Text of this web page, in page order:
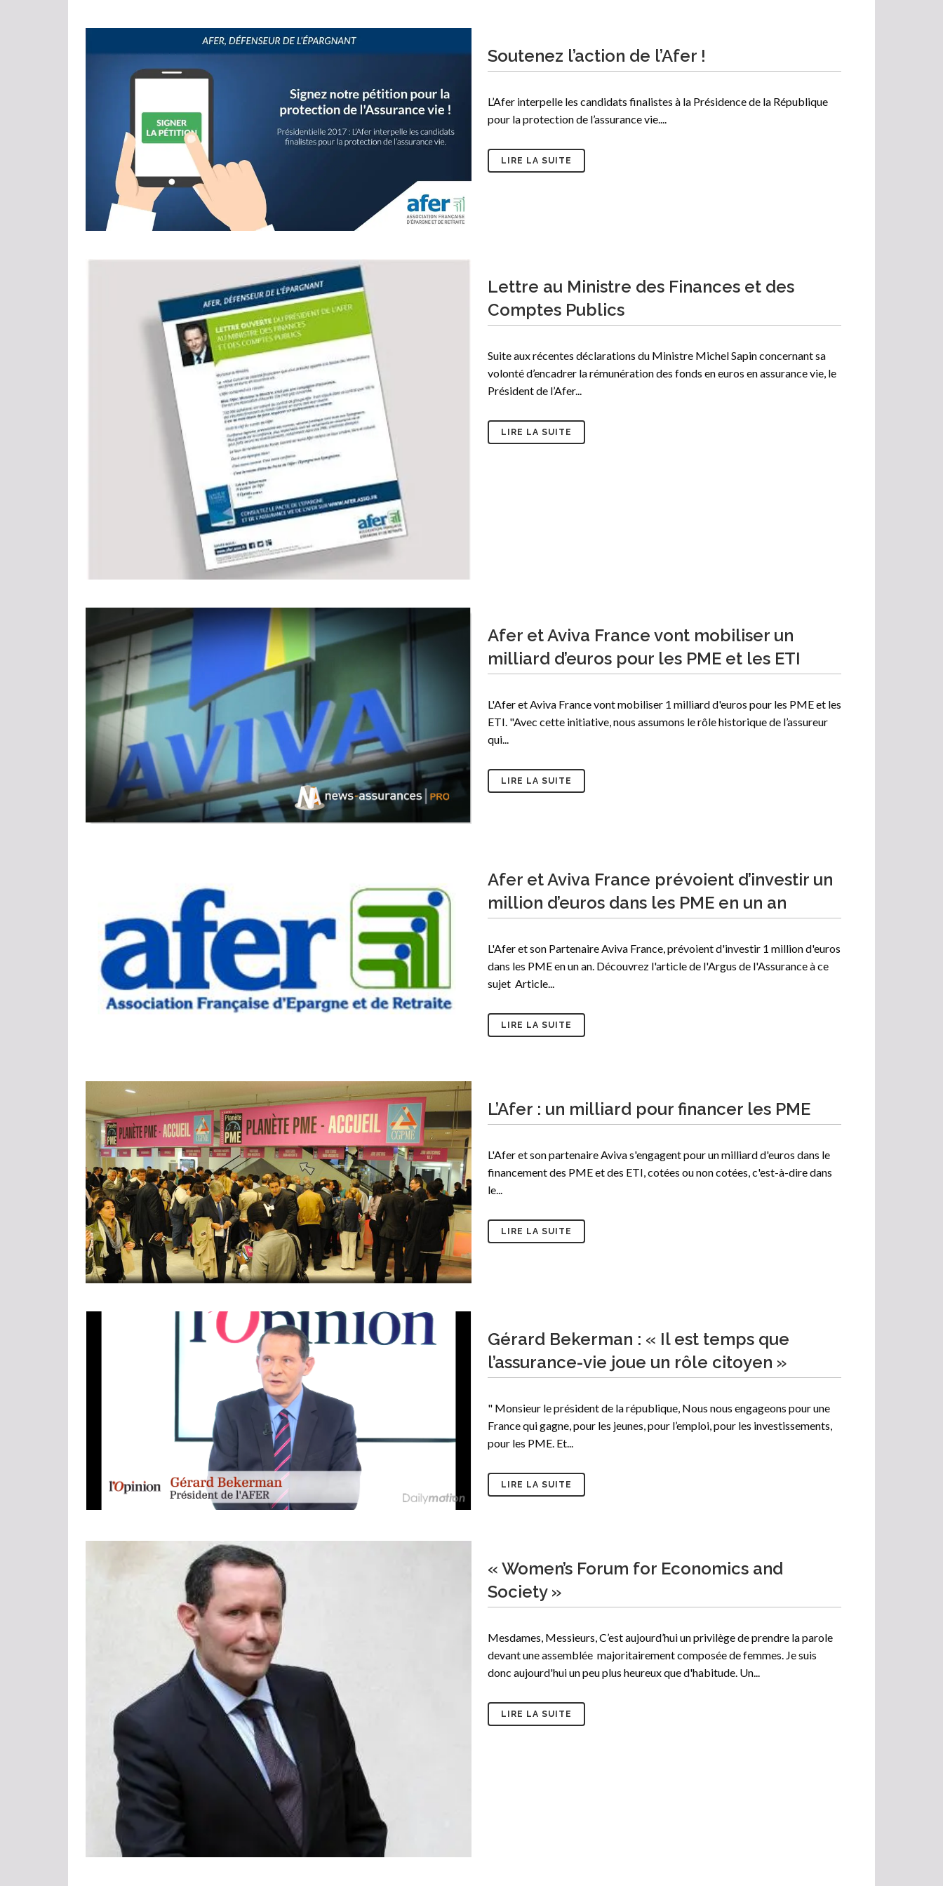
Soutenez l’action de l’Afer !
L’Afer interpelle les candidats finalistes à la Présidence de la République
pour la protection de l’assurance vie....
LIRE LA SUITE
Lettre au Ministre des Finances et des
Comptes Publics
Suite aux récentes déclarations du Ministre Michel Sapin concernant sa
volonté d’encadrer la rémunération des fonds en euros en assurance vie, le
Président de l’Afer...
LIRE LA SUITE
Afer et Aviva France vont mobiliser un
milliard d’euros pour les PME et les ETI
L'Afer et Aviva France vont mobiliser 1 milliard d'euros pour les PME et les
ETI. "Avec cette initiative, nous assumons le rôle historique de l’assureur
qui...
LIRE LA SUITE
Afer et Aviva France prévoient d’investir un
million d’euros dans les PME en un an
L'Afer et son Partenaire Aviva France, prévoient d'investir 1 million d'euros
dans les PME en un an. Découvrez l'article de l'Argus de l'Assurance à ce
sujet Article...
LIRE LA SUITE
L’Afer : un milliard pour financer les PME
L'Afer et son partenaire Aviva s'engagent pour un milliard d'euros dans le
financement des PME et des ETI, cotées ou non cotées, c'est-à-dire dans
le...
LIRE LA SUITE
Gérard Bekerman : « Il est temps que
l’assurance-vie joue un rôle citoyen »
" Monsieur le président de la république, Nous nous engageons pour une
France qui gagne, pour les jeunes, pour l’emploi, pour les investissements,
pour les PME. Et...
LIRE LA SUITE
« Women’s Forum for Economics and
Society »
Mesdames, Messieurs, C’est aujourd’hui un privilège de prendre la parole
devant une assemblée majoritairement composée de femmes. Je suis
donc aujourd'hui un peu plus heureux que d'habitude. Un...
LIRE LA SUITE